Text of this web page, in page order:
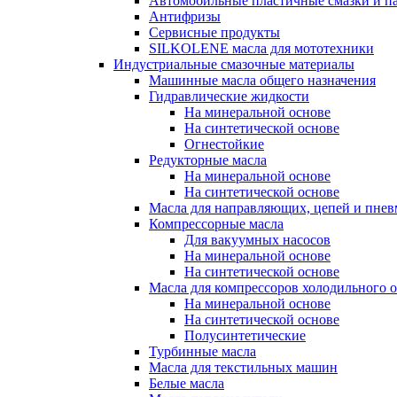
Антифризы
Сервисные продукты
SILKOLENE масла для мототехники
Индустриальные смазочные материалы
Машинные масла общего назначения
Гидравлические жидкости
На минеральной основе
На синтетической основе
Огнестойкие
Редукторные масла
На минеральной основе
На синтетической основе
Масла для направляющих, цепей и
Компрессорные масла
Для вакуумных насосов
На минеральной основе
На синтетической основе
Масла для компрессоров холодильного
На минеральной основе
На синтетической основе
Полусинтетические
Турбинные масла
Масла для текстильных машин
Белые масла